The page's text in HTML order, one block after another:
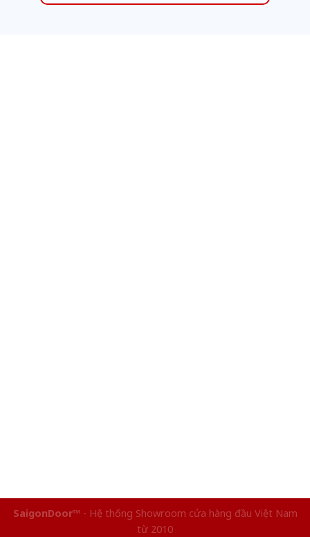
SaigonDoor™ - Hệ thống Showroom cửa hàng đầu Việt Nam
từ 2010